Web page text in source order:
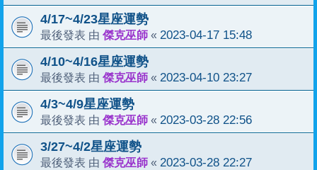
4/17~4/23星座運勢
最後發表 由 傑克巫師 « 2023-04-17 15:48
4/10~4/16星座運勢
最後發表 由 傑克巫師 « 2023-04-10 23:27
4/3~4/9星座運勢
最後發表 由 傑克巫師 « 2023-03-28 22:56
3/27~4/2星座運勢
最後發表 由 傑克巫師 « 2023-03-28 22:27